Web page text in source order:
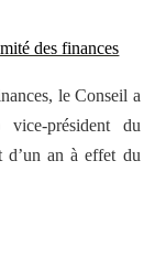
des finances
le Conseil a
président du
d’un an à effet du